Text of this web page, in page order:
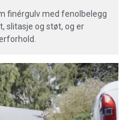
finérgulv med fenolbelegg
slitasje og støt, og er